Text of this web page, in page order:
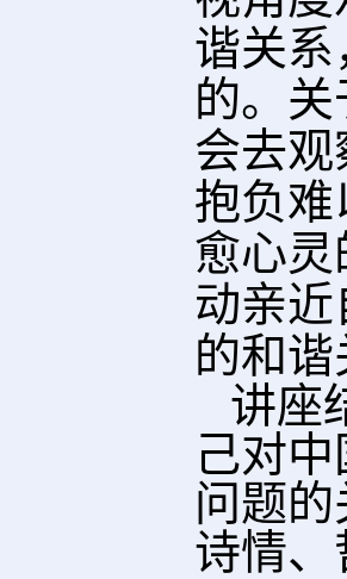
谐关
的。 关
会去
抱负
愈心
动亲
的和
讲座
己对
问题
诗情